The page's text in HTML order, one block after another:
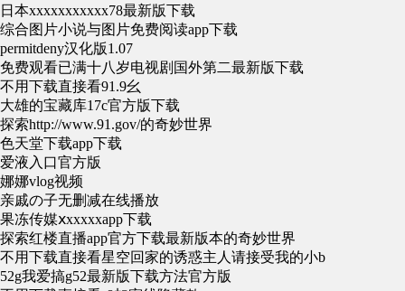
日本xxxxxxxxxxx78最新版下载
综合图片小说与图片免费阅读app下载
permitdeny汉化版1.07
免费观看已满十八岁电视剧国外第二最新版下载
不用下载直接看91.9幺
大雄的宝藏库17c官方版下载
探索http://www.91.gov/的奇妙世界
色天堂下载app下载
爱液入口官方版
娜娜vlog视频
亲戚の子无删减在线播放
果冻传媒ⅹxxxxxapp下载
探索红楼直播app官方下载最新版本的奇妙世界
不用下载直接看星空回家的诱惑主人请接受我的小b
52g我爱搞g52最新版下载方法官方版